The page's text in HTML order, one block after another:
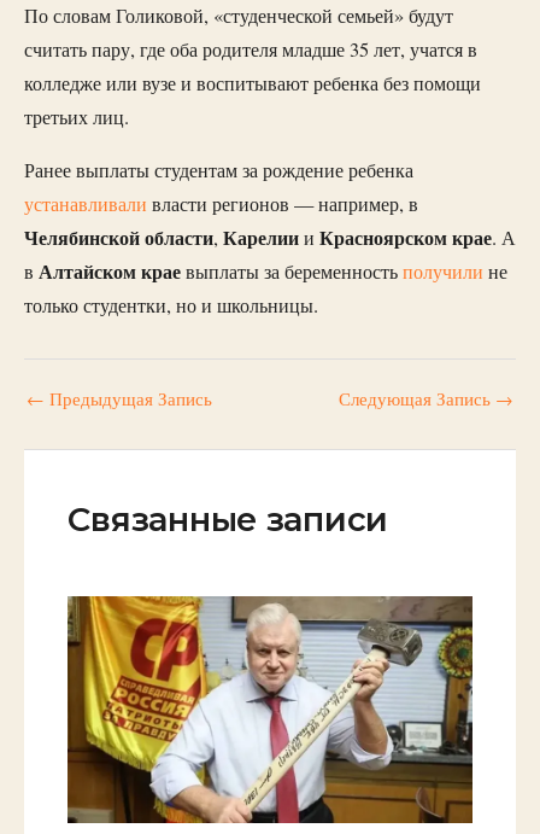
По словам Голиковой, «студенческой семьей» будут
считать пару, где оба родителя младше 35 лет, учатся в
колледже или вузе и воспитывают ребенка без помощи
третьих лиц.
Ранее выплаты студентам за рождение ребенка
устанавливали власти регионов — например, в
Челябинской области, Карелиии Красноярском крае. А
в Алтайском краевыплаты за беременностьполучили не
только студентки, но и школьницы.
← Предыдущая Запись Следующая Запись →
Связанные записи